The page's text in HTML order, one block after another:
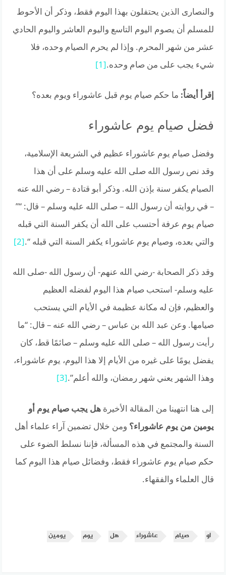
والنصارى الذين يحتفلون بهذا اليوم فقط، وذكر أن الأحوط
للمسلم أن يصوم اليوم التاسع واليوم العاشر واليوم الحادي
عشر من شهر المحرم. وإذا لم يحرم الصيام وحده، فلا
شيء يجب على من صام وحده.[1]
إقرأ أيضاً: ما حكم صيام يوم قبل عاشوراء ويوم بعده؟
فضل صيام يوم عاشوراء
وفضل صيام يوم عاشوراء عظيم في الشريعة الإسلامية،
وقد نص رسول الله صلى الله عليه وسلم على أن هذا
الصيام يكفر سنة بإذن الله. وذكر أبو قتادة – رضي الله عنه
– في روايته أن رسول الله – صلى الله عليه وسلم – قال: “”
صيام يوم عرفة أحتسب على الله أن يكفر السنة التي قبله
والتي بعده، وصيام يوم عاشوراء يكفر السنة التي قبله “.[2]
وقد ذكر الصحابة -رضي الله عنهم- أن رسول الله -صلى الله
عليه وسلم- استحب صيام هذا اليوم لفضله العظيم
والعظيم، فإن له مكانة عظيمة في الأيام التي يستحب
صيامها. وعن عبد الله بن عباس – رضي الله عنه – قال: “ما
رأيت رسول الله – صلى الله عليه وسلم – صائمًا قط، كان
يفضل يومًا على غيره من الأيام إلا هذا اليوم، يوم عاشوراء،
وهذا الشهر يعني شهر رمضان، والله أعلم”.[3]
إلى هنا انتهينا من المقالة الأخيرة هل يجب صيام يوم أو
يومين من يوم عاشوراء؟ ومن خلال تضمين آراء علماء أهل
السنة والمجتمع في هذه المسألة، فإننا نسلط الضوء على
حكم صيام يوم عاشوراء فقط، وفضائل صيام هذا اليوم كما
قال العلماء والفقهاء.
او صيام عاشوراء هل يوم يومين